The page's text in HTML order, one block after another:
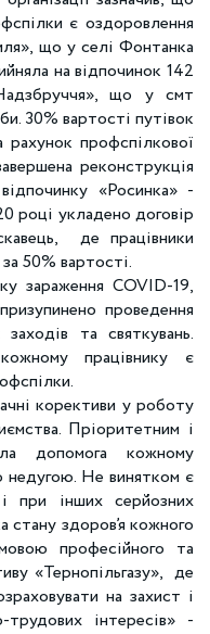
є оздоровлення
що у селі Фонтанка
на відпочинок 142
що у смт
30% вартості путівок
рахунок профспілкової
реконструкція
«Росинка» -
році укладено договір
де працівники
50% вартості.
зараження COVID-19,
проведення
та святкувань.
працівнику є
корективи у роботу
Пріоритетним і
допомога кожному
недугою. Не винятком є
при інших серйозних
здоров’я кожного
професійного та
«Тернопільгазу», де
на захист і
трудових інтересів» -